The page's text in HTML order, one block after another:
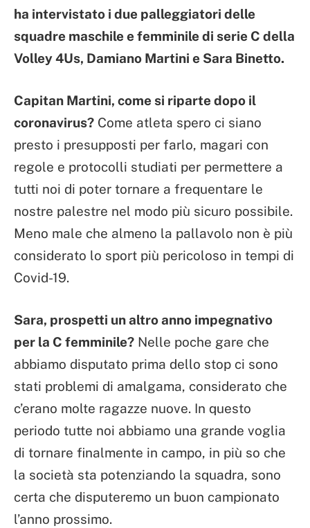
ha intervistato i due palleggiatori delle
squadre maschile e femminile di serie C della
Volley 4Us, Damiano Martini e Sara Binetto.
Capitan Martini, come si riparte dopo il
coronavirus? Come atleta spero ci siano
presto i presupposti per farlo, magari con
regole e protocolli studiati per permettere a
tutti noi di poter tornare a frequentare le
nostre palestre nel modo più sicuro possibile.
Meno male che almeno la pallavolo non è più
considerato lo sport più pericoloso in tempi di
Covid-19.
Sara, prospetti un altro anno impegnativo
per la C femminile? Nelle poche gare che
abbiamo disputato prima dello stop ci sono
stati problemi di amalgama, considerato che
c’erano molte ragazze nuove. In questo
periodo tutte noi abbiamo una grande voglia
di tornare finalmente in campo, in più so che
la società sta potenziando la squadra, sono
certa che disputeremo un buon campionato
l’anno prossimo.